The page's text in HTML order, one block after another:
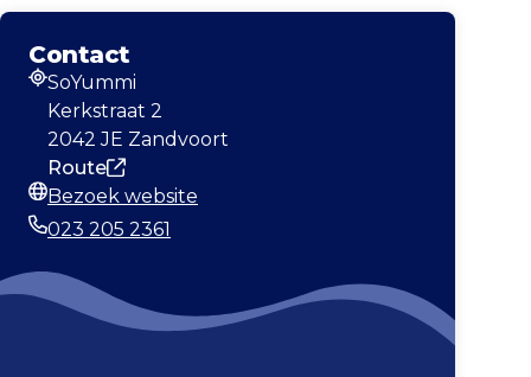
Contact
Adres
SoYummi
Kerkstraat 2
2042 JE Zandvoort
Route
Website
Bezoek website
023 205 2361